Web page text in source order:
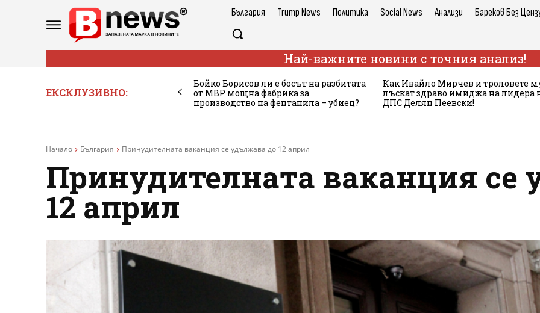
България Trump News Политика Social News Анализи Бареков Без
Най-важните новини с точния анализ!
ЕКСКЛУЗИВНО:
Бойко Борисов ли е босът на разбитата
от МВР мощна фабрика за
производство на фентанила – убиец?
Как Ивайло Мирчев и троловете
лъскат здраво имиджа на лидера
ДПС Делян Пеевски!
Начало България Принудителната ваканция се удължава до 12 април
Принудителната ваканция се
12 април